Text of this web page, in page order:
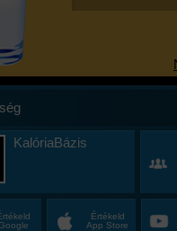
KalóriaBázis
Értékeld
App Store